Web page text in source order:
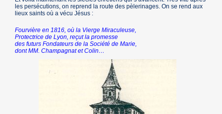
les persécutions, on reprend la route des pèlerinages. On se rend aux
lieux saints où a vécu Jésus :
Fourvière en 1816, où la Vierge Miraculeuse,
Protectrice de Lyon, reçut la promesse
des futurs Fondateurs de la Société de Marie,
dont MM. Champagnat et Colin…